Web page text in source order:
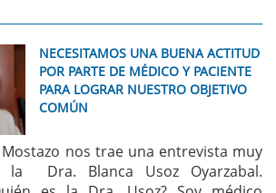
NECESITAMOS UNA BUENA ACTITUD
POR PARTE DE MÉDICO Y PACIENTE
PARA LOGRAR NUESTRO OBJETIVO
COMÚN
Mostazo nos trae una entrevista muy
la Dra. Blanca Usoz Oyarzabal.